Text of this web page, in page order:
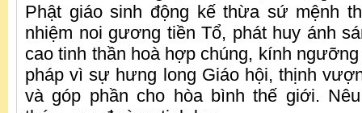
Phật giáo sinh động kế thừa sứ mệnh
nhiệm noi gương tiền Tổ, phát huy ánh
cao tinh thần hoà hợp chúng, kính
pháp vì sự hưng long Giáo hội, thịnh
và góp phần cho hòa bình thế giới.